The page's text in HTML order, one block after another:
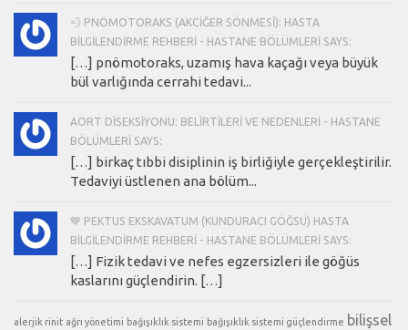
💨 PNÖMOTORAKS (AKCIĞER SÖNMESI): HASTA
BILGILENDIRME REHBERI - HASTANE BÖLÜMLERI SAYS:
[…] pnömotoraks, uzamış hava kaçağı veya büyük
bül varlığında cerrahi tedavi...
AORT DISEKSIYONU: BELIRTILERI VE NEDENLERI - HASTANE
BÖLÜMLERI SAYS:
[…] birkaç tıbbi disiplinin iş birliğiyle gerçekleştirilir.
Tedaviyi üstlenen ana bölüm...
💙 PEKTUS EKSKAVATUM (KUNDURACI GÖĞSÜ) HASTA
BILGILENDIRME REHBERI - HASTANE BÖLÜMLERI SAYS:
[…] Fizik tedavi ve nefes egzersizleri ile göğüs
kaslarını güçlendirin. […]
alerjik rinit ağrı yönetimi bağışıklık sistemi bağışıklık sistemi güçlendirme bilişsel